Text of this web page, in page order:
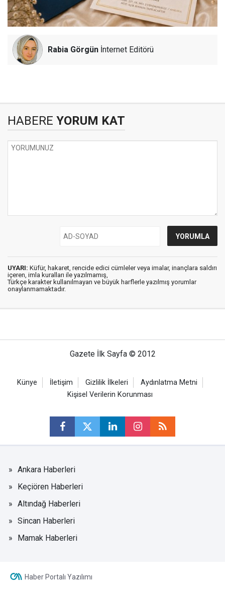
Rabia Görgün İnternet Editörü
HABERE YORUM KAT
UYARI: Küfür, hakaret, rencide edici cümleler veya imalar, inançlara saldırı
içeren, imla kuralları ile yazılmamış,
Türkçe karakter kullanılmayan ve büyük harflerle yazılmış yorumlar
onaylanmamaktadır.
Gazete İlk Sayfa © 2012
Künye İletişim Gizlilik İlkeleri
Aydınlatma Metni
Kişisel Verilerin Korunması
Ankara Haberleri
Keçiören Haberleri
Altındağ Haberleri
Sincan Haberleri
Mamak Haberleri
Haber Portalı Yazılımı